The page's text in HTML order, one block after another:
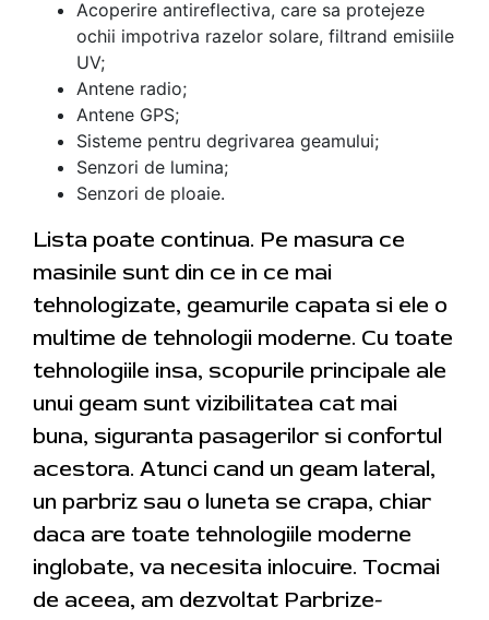
Acoperire antireflectiva, care sa protejeze
ochii impotriva razelor solare, filtrand emisiile
UV;
Antene radio;
Antene GPS;
Sisteme pentru degrivarea geamului;
Senzori de lumina;
Senzori de ploaie.
Lista poate continua. Pe masura ce
masinile sunt din ce in ce mai
tehnologizate, geamurile capata si ele o
multime de tehnologii moderne. Cu toate
tehnologiile insa, scopurile principale ale
unui geam sunt vizibilitatea cat mai
buna, siguranta pasagerilor si confortul
acestora. Atunci cand un geam lateral,
un parbriz sau o luneta se crapa, chiar
daca are toate tehnologiile moderne
inglobate, va necesita inlocuire. Tocmai
de aceea, am dezvoltat Parbrize-